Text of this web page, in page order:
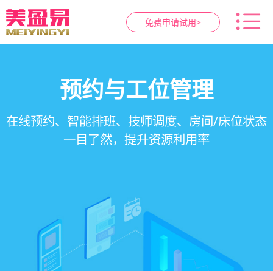
免费申请试用>
智慧养生馆管理系统
一站式解决养生馆预约、服务、会员、财务、营
销全流程数字化管理
会员营销&锁客
会员积分、套餐定制、精准营销、客户关怀，提
升复购率与客单价
预约与工位管理
在线预约、智能排班、技师调度、房间/床位状态
一目了然，提升资源利用率
健康档案与效果追踪
客户体质记录、服务方案执行、效果对比，数据
化展示服务价值